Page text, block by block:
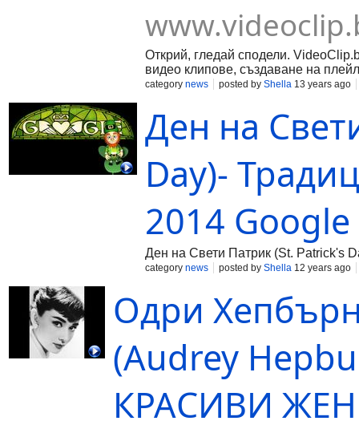
Открий, гледай сподели.
видео клипове, създаване на
category news posted by Shella 13 years ago
Ден на
Day)-
2014
Ден на Свети Патрик (St. Patrick's
category news posted by Shella 12 years ago
Одри
(Audrey
КРАСИВИ